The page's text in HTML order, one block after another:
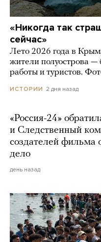
«Никогда так
сейчас»
Лето 2026 года в
жители полуострова —
работы и туристов.
ИСТОРИИ 2 дня назад
«Россия-24»
и Следственный
создателей фильма
дело
день назад